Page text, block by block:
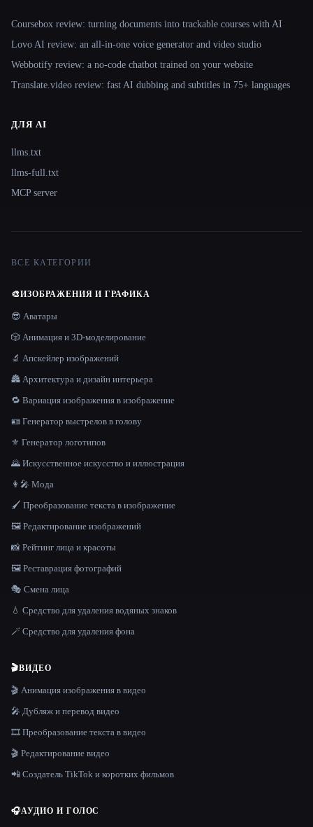
Coursebox review: turning documents into trackable courses with AI
Lovo AI review: an all-in-one voice generator and video studio
Webbotify review: a no-code chatbot trained on your website
Translate.video review: fast AI dubbing and subtitles in 75+ languages
ДЛЯ AI
llms.txt
llms-full.txt
MCP server
ВСЕ КАТЕГОРИИ
🎨ИЗОБРАЖЕНИЯ И ГРАФИКА
😎 Аватары
🎲 Анимация и 3D-моделирование
🔬 Апскейлер изображений
🏯 Архитектура и дизайн интерьера
🔁 Вариация изображения в изображение
🪪 Генератор выстрелов в голову
⚜️ Генератор логотипов
🌄 Искусственное искусство и иллюстрация
👩‍🎤 Мода
🖌️ Преобразование текста в изображение
🖼️ Редактирование изображений
📸 Рейтинг лица и красоты
🖼️ Реставрация фотографий
🎭 Смена лица
💧 Средство для удаления водяных знаков
🪄 Средство для удаления фона
🎬ВИДЕО
🎬 Анимация изображения в видео
🎤 Дубляж и перевод видео
🎞️ Преобразование текста в видео
🎬 Редактирование видео
📲 Создатель TikTok и коротких фильмов
🎧АУДИО И ГОЛОС